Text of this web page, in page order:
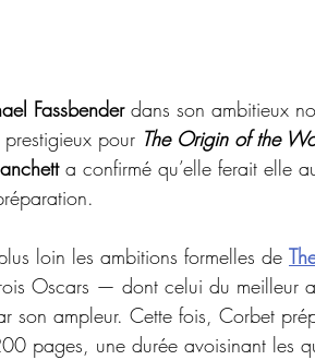
Fassbender dans son ambitieux
pour The Origin of the
a confirmé qu’elle ferait elle
loin les ambitions formelles de
Oscars — dont celui du meilleur
son ampleur. Cette fois, Corbet
pages, une durée avoisinant les